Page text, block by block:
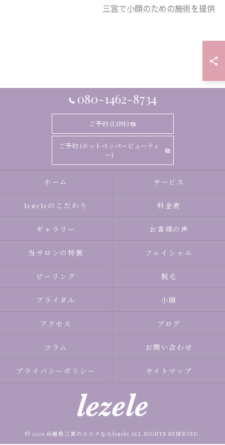
三宮で小顔のための施術を提供
080-1462-8734
ご予約 (LINE)
ご予約 (ホットペッパービューティ
ー)
ホーム サービス
lezeleのこだわり 料金表
ギャラリー お客様の声
当サロンの特徴 フェイシャル
ピーリング 脱毛
ブライダル 小顔
アクセス ブログ
コラム お問い合わせ
プライバシーポリシー サイトマップ
© 2026 兵庫県三宮のエステならlezele ALL RIGHTS RESERVED.